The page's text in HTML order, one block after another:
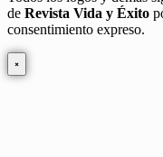
de Revista Vida y Éxito
consentimiento expreso.
×